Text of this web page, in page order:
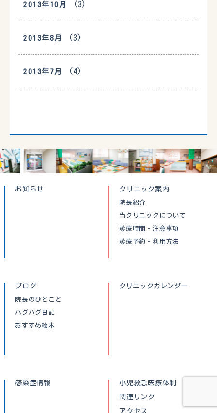
2013年10月 (3)
2013年8月 (3)
2013年7月 (4)
お知らせ クリニック案内
院長紹介
当クリニックについて
診療時間・注意事項
診療予約・利用方法
ブログ
院長のひとこと
ハグハグ日記
おすすめ絵本
クリニックカレンダー
感染症情報
小児救急医療体制
関連リンク
アクセス